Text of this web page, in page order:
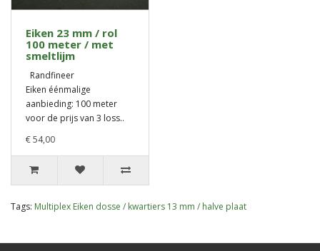
Eiken 23 mm / rol
100 meter / met
smeltlijm
Randfineer
Eiken éénmalige
aanbieding: 100 meter
voor de prijs van 3 loss..
€ 54,00
Tags: Multiplex Eiken dosse / kwartiers 13 mm / halve plaat